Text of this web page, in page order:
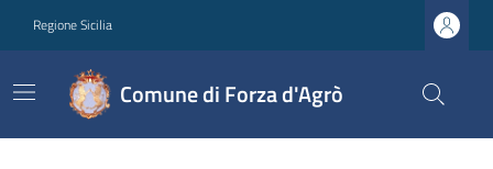
Regione Sicilia
Comune di Forza d'Agrò